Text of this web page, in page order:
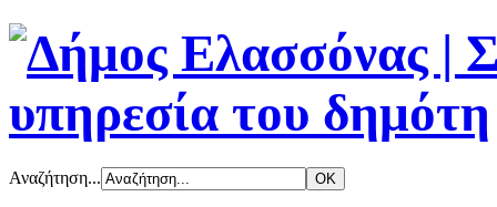
Αναζήτηση...